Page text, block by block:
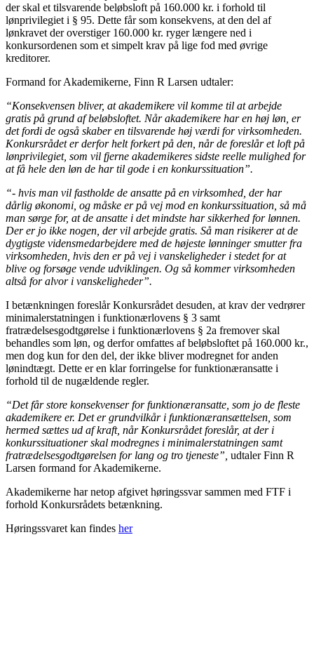
der skal et tilsvarende beløbsloft på 160.000 kr. i forhold til
lønprivilegiet i § 95. Dette får som konsekvens, at den del af
lønkravet der overstiger 160.000 kr. ryger længere ned i
konkursordenen som et simpelt krav på lige fod med øvrige
kreditorer.
Formand for Akademikerne, Finn R Larsen udtaler:
“Konsekvensen bliver, at akademikere vil komme til at arbejde
gratis på grund af beløbsloftet. Når akademikere har en høj løn, er
det fordi de også skaber en tilsvarende høj værdi for virksomheden.
Konkursrådet er derfor helt forkert på den, når de foreslår et loft på
lønprivilegiet, som vil fjerne akademikeres sidste reelle mulighed for
at få hele den løn de har til gode i en konkurssituation”.
“- hvis man vil fastholde de ansatte på en virksomhed, der har
dårlig økonomi, og måske er på vej mod en konkurssituation, så må
man sørge for, at de ansatte i det mindste har sikkerhed for lønnen.
Der er jo ikke nogen, der vil arbejde gratis. Så man risikerer at de
dygtigste vidensmedarbejdere med de højeste lønninger smutter fra
virksomheden, hvis den er på vej i vanskeligheder i stedet for at
blive og forsøge vende udviklingen. Og så kommer virksomheden
altså for alvor i vanskeligheder”.
I betænkningen foreslår Konkursrådet desuden, at krav der vedrører
minimalerstatningen i funktionærlovens § 3 samt
fratrædelsesgodtgørelse i funktionærlovens § 2a fremover skal
behandles som løn, og derfor omfattes af beløbsloftet på 160.000 kr.,
men dog kun for den del, der ikke bliver modregnet for anden
lønindtægt. Dette er en klar forringelse for funktionæransatte i
forhold til de nugældende regler.
“Det får store konsekvenser for funktionæransatte, som jo de fleste
akademikere er. Det er grundvilkår i funktionæransættelsen, som
hermed sættes ud af kraft, når Konkursrådet foreslår, at der i
konkurssituationer skal modregnes i minimalerstatningen samt
fratrædelsesgodtgørelsen for lang og tro tjeneste”, udtaler Finn R
Larsen formand for Akademikerne.
Akademikerne har netop afgivet høringssvar sammen med FTF i
forhold Konkursrådets betænkning.
Høringssvaret kan findes her